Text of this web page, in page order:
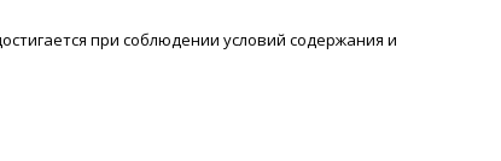
при соблюдении условий содержания и